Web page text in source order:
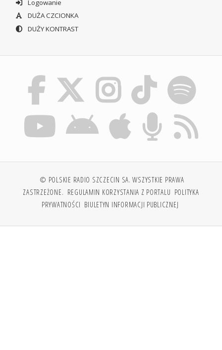
Logowanie
DUŻA CZCIONKA
DUŻY KONTRAST
© POLSKIE RADIO SZCZECIN SA. WSZYSTKIE PRAWA
ZASTRZEŻONE. REGULAMIN KORZYSTANIA Z PORTALU POLITYKA
PRYWATNOŚCI BIULETYN INFORMACJI PUBLICZNEJ